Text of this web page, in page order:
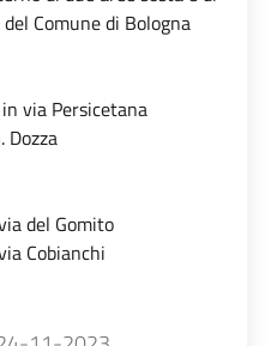
Comune di Bologna
via Persicetana
del Gomito
Cobianchi